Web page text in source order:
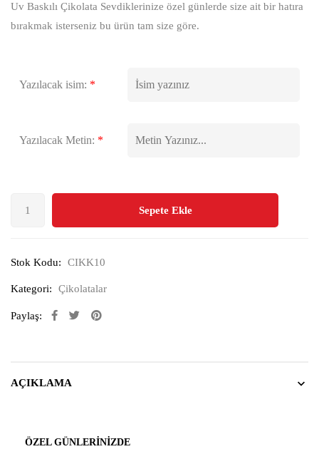
Uv Baskılı Çikolata Sevdiklerinize özel günlerde size ait bir hatıra
bırakmak isterseniz bu ürün tam size göre.
Yazılacak isim: *
Yazılacak Metin: *
Sepete Ekle
Stok Kodu: CIKK10
Kategori: Çikolatalar
Paylaş:
AÇIKLAMA
ÖZEL GÜNLERINIZDE